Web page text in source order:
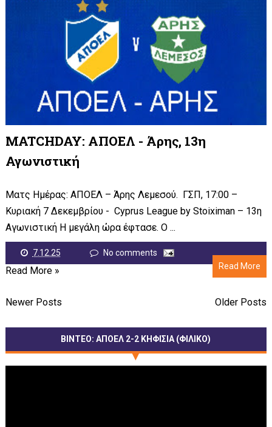
MATCHDAY: ΑΠΟΕΛ - Άρης, 13η
Αγωνιστική
Ματς Ημέρας: ΑΠΟΕΛ – Άρης Λεμεσού. ΓΣΠ, 17:00 –
Κυριακή 7 Δεκεμβρίου - Cyprus League by Stoiximan – 13η
Αγωνιστική Η μεγάλη ώρα έφτασε. Ο ...
7.12.25
No comments
Read More
Read More »
Newer Posts Older Posts
ΒΙΝΤΕΟ: ΑΠΟΕΛ 2-2 ΚΗΦΙΣΙΑ (ΦΙΛΙΚΟ)